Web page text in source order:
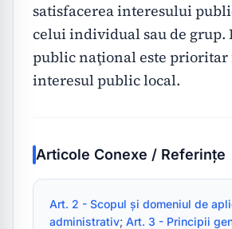
satisfacerea interesului
celui individual sau de grup.
public naţional este prioritar
interesul public local.
Articole Conexe / Referințe
Art. 2 - Scopul și domeniul de
administrativ; Art. 3 - Principii